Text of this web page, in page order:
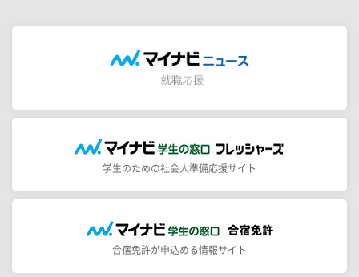
学生のための社会人準備応援サイト
合宿免許が申込める情報サイト